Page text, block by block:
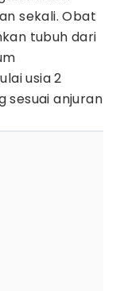
sekali. Obat
tubuh dari
usia 2
sesuai anjuran